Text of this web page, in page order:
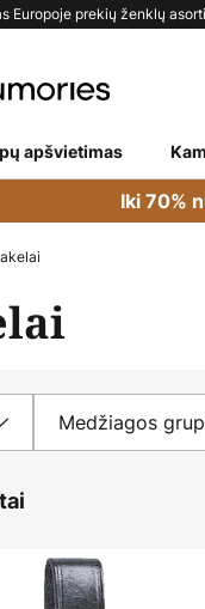
Europoje prekių ženklų
apšvietimas
Iki 70%
Medžiagos